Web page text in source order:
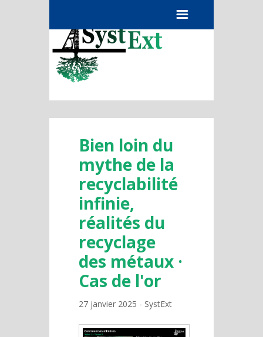
Bien loin du
mythe de la
recyclabilité
infinie,
réalités du
recyclage
des métaux ·
Cas de l'or
27 janvier 2025 SystExt